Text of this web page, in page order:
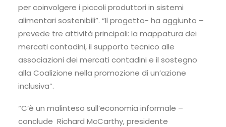
per coinvolgere i piccoli produttori in sistemi
alimentari sostenibili”. “Il progetto- ha aggiunto –
prevede tre attività principali: la mappatura dei
mercati contadini, il supporto tecnico alle
associazioni dei mercati contadini e il sostegno
alla Coalizione nella promozione di un’azione
inclusiva”.
“C’è un malinteso sull’economia informale –
conclude Richard McCarthy, presidente